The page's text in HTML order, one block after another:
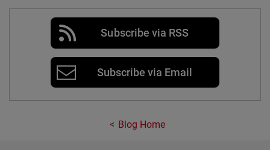
Subscribe via RSS
Subscribe via Email
Blog Home